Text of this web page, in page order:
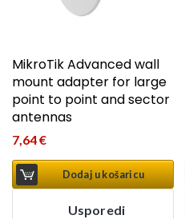
MikroTik Advanced wall
mount adapter for large
point to point and sector
antennas
7,64€
Dodaj u košaricu
Usporedi